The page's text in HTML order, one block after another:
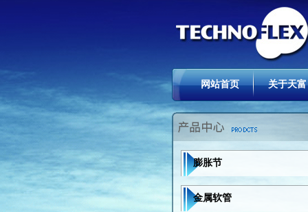
网站首页 关于天富
膨胀节
金属软管